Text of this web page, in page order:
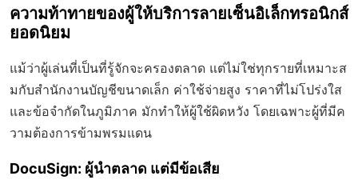
ความท้าทายของผู้ให้บริการลายเซ็นอิเล็กทรอนิกส์
ยอดนิยม
แม้ว่าผู้เล่นที่เป็นที่รู้จักจะครองตลาด แต่ไม่ใช่ทุกรายที่เหมาะส
มกับสำนักงานบัญชีขนาดเล็ก ค่าใช้จ่ายสูง ราคาที่ไม่โปร่งใส
และข้อจำกัดในภูมิภาค มักทำให้ผู้ใช้ผิดหวัง โดยเฉพาะผู้ที่มีค
วามต้องการข้ามพรมแดน
DocuSign: ผู้นำตลาด แต่มีข้อเสีย